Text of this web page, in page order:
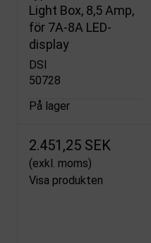
Light Box, 8,5 Amp,
för 7A-8A LED-
display
DSI
50728
På lager
2.451,25 SEK
(exkl. moms)
Visa produkten